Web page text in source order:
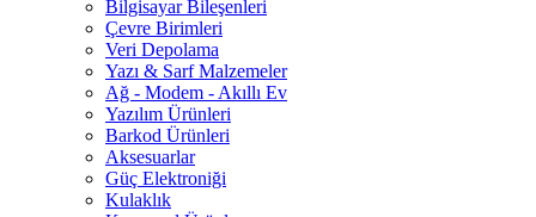
Bilgisayar Bileşenleri
Çevre Birimleri
Veri Depolama
Yazı & Sarf Malzemeler
Ağ - Modem - Akıllı Ev
Yazılım Ürünleri
Barkod Ürünleri
Aksesuarlar
Güç Elektroniği
Kulaklık